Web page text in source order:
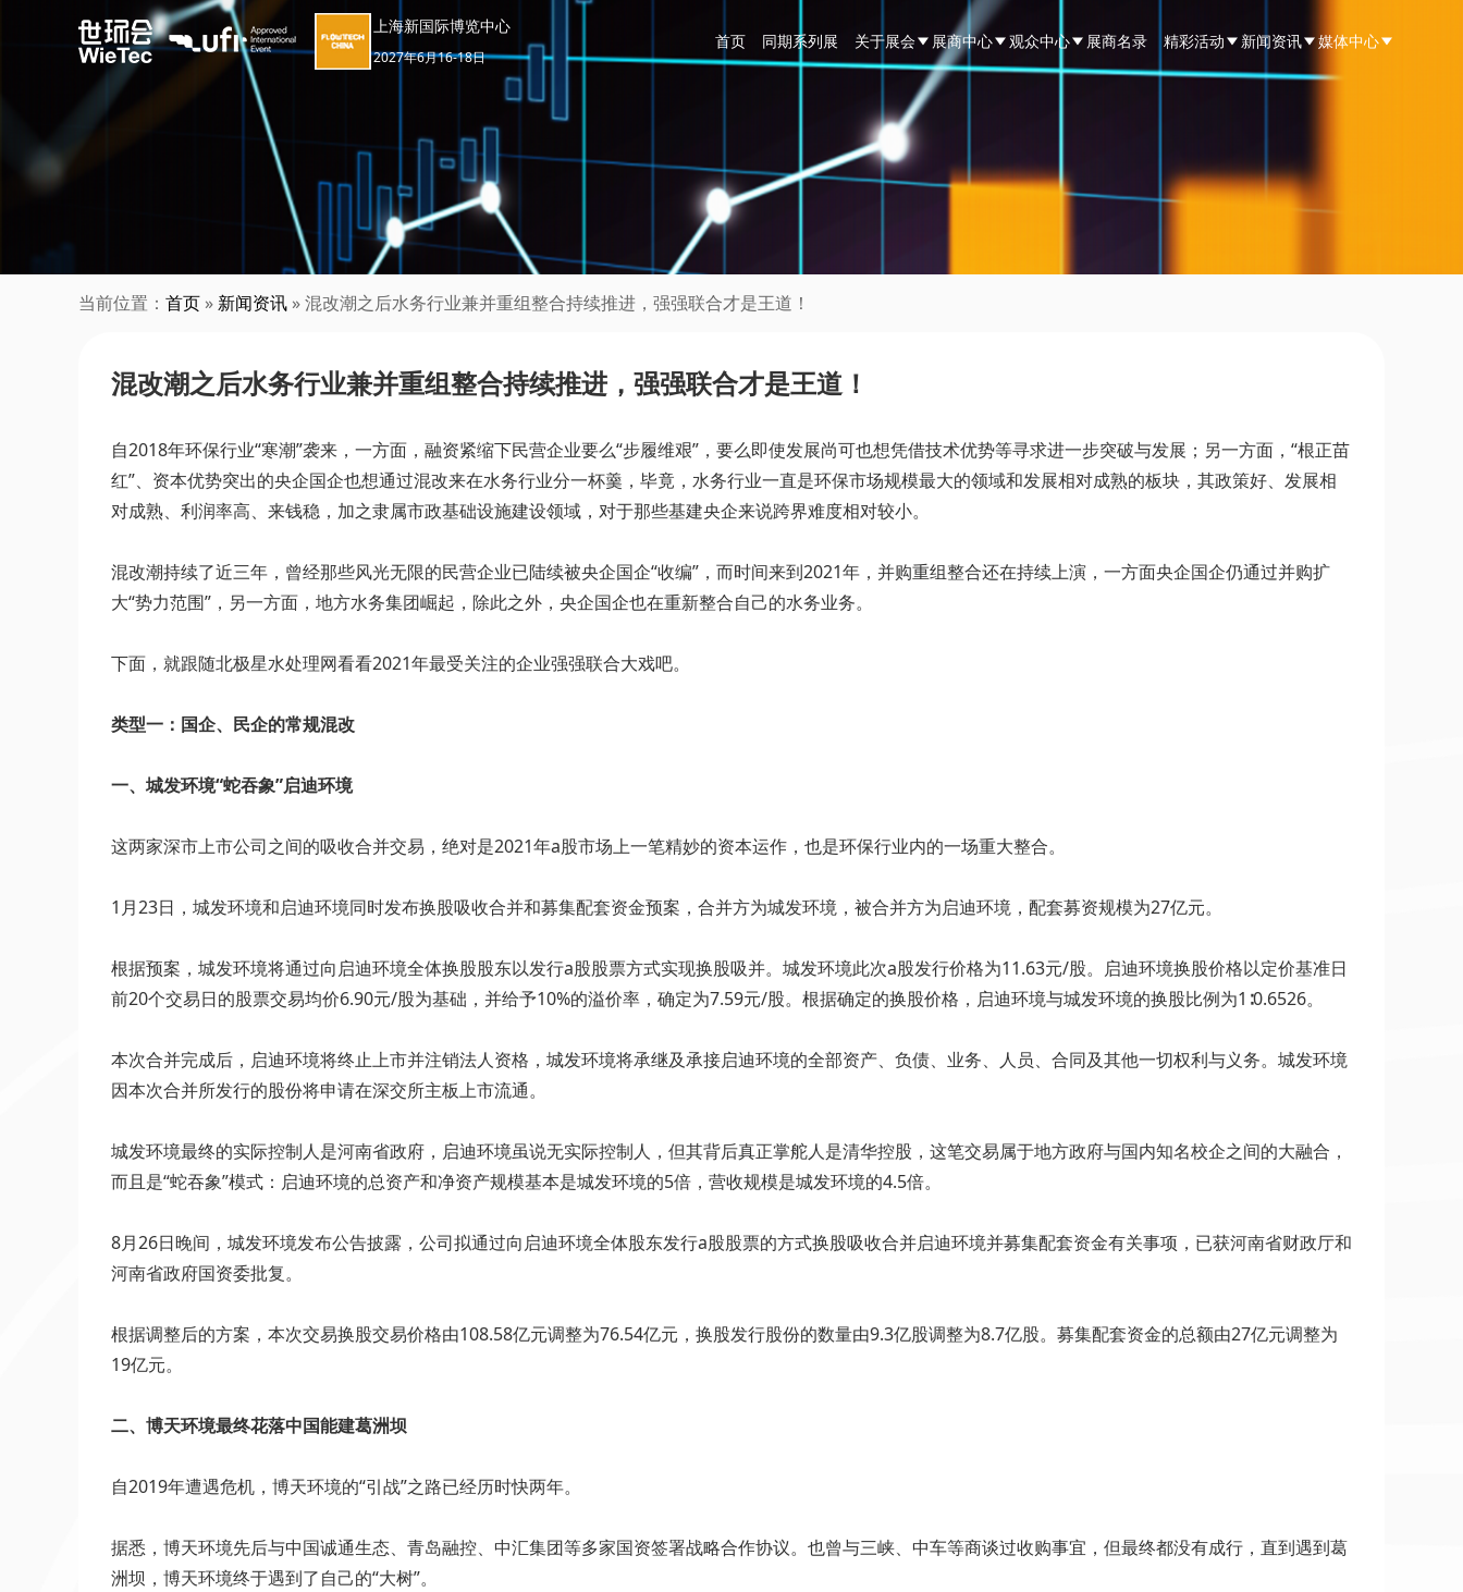
上海新国际博览中心
2027年6月16-18日
首页 同期系列展 关于展会 展商中心 观众中心 展商名录 精彩活动 新闻资讯 媒体中心
当前位置： 首页 » 新闻资讯 » 混改潮之后水务行业兼并重组整合持续推进，强强联合才是王道！
混改潮之后水务行业兼并重组整合持续推进，强强联合才是王道！
自2018年环保行业“寒潮”袭来，一方面，融资紧缩下民营企业要么“步履维艰”，要么即使发展尚可也想凭借技术优势等寻求进一步突破与发展；另一方面，“根正苗
红”、资本优势突出的央企国企也想通过混改来在水务行业分一杯羹，毕竟，水务行业一直是环保市场规模最大的领域和发展相对成熟的板块，其政策好、发展相
对成熟、利润率高、来‍钱稳，加之隶属市政基础设施建设领域，对于那些基建央企来说跨界难度相对较小。
混改潮持续了近三年，曾经那些风光无限的民营企业已陆续被央企国企“收编”，而时间来到2021年，并购重组整合还在持续上演，一方面央企国企仍通过并购扩
大“势力范围”，另一方面，地方水务集团崛起，除此之外，央企国企也在重新整合自己的水务业务。
下面，就跟随北极星水处理网看看2021年最受关注的企业强强联合大戏吧。
类型一：国企、民企的常规混改
一、城发环境“蛇吞象”启迪环境
这两家深市上市公司之间的吸收合并交易，绝对是2021年a股市场上一笔精妙的资本运作，也是环保行业内的一场重大整合。
1月23日，城发环境和启迪环境同时发布换股吸收合并和募集配套资金预案，合并方为城发环境，被合并方为启迪环境，配套募资规模为27亿元。
根据预案，城发环境将通过向启迪环境全体换股股东以发行a股股票方式实现换股吸并。城发环境此次a股发行价格为11.63元/股。启迪环境换股价格以定价基准日
前20个交易日的股票交易均价6.90元/股为基础，并给予10%的溢价率，确定为7.59元/股。根据确定的换股价格，启迪环境与城发环境的换股比例为1∶0.6526。
本次合并完成后，启迪环境将终止上市并注销法人资格，城发环境将承继及承接启迪环境的全部资产、负债、业务、人员、合同及其他一切权利与义务。城发环境
因本次合并所发行的股份将申请在深交所主板上市流通。
城发环境最终的实际控制人是河南省政府，启迪环境虽说无实际控制人，但其背后真正掌舵人是清华控股，这笔交易属于地方政府与国内知名校企之间的大融合，
而且是“蛇吞象”模式：启迪环境的总资产和净资产规模基本是城发环境的5倍，营收规模是城发环境的4.5倍。
8月26日晚间，城发环境发布公告披露，公司拟通过向启迪环境全体股东发行a股股票的方式换股吸收合并启迪环境并募集配套资金有关事项，已获河南省财政厅和
河南省政府国资委批复。
根据调整后的方案，本次交易换股交易价格由108.58亿元调整为76.54亿元，换股发行股份的数量由9.3亿股调整为8.7亿股。募集配套资金的总额由27亿元调整为
19亿元。
二、博天环境最终花落中国能建葛洲坝
自2019年遭遇危机，博天环境的“引战”之路已经历时快两年。
据悉，博天环境先后与中国诚通生态、青岛融控、中汇集团等多家国资签署战略合作协议。也曾与三峡、中车等商谈过收购事宜，但最终都没有成行，直到遇到葛
洲坝，博天环境终于遇到了自己的“大树”。